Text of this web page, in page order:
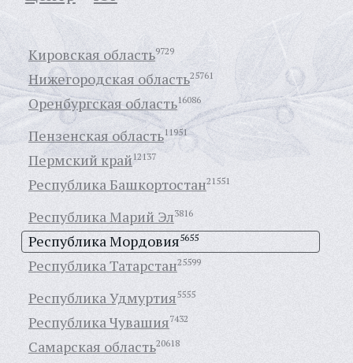
Кировская область9729
Нижегородская область25761
Оренбургская область16086
Пензенская область11951
Пермский край 12137
Республика Башкортостан21551
Республика Марий Эл3816
Республика Мордовия5655
Республика Татарстан25599
Республика Удмуртия5555
Республика Чувашия7432
Самарская область20618